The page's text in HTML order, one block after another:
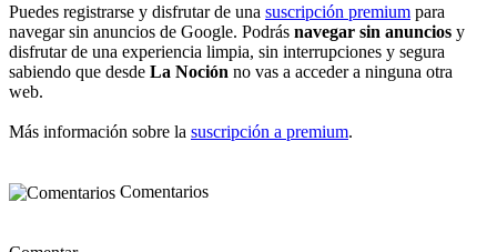
Puedes registrarse y disfrutar de una suscripción premium para
navegar sin anuncios de Google. Podrás navegar sin anuncios y
disfrutar de una experiencia limpia, sin interrupciones y segura
sabiendo que desde La Noción no vas a acceder a ninguna otra
web.
Más información sobre la suscripción a premium.
Comentarios